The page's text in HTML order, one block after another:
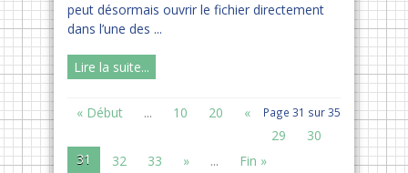
peut désormais ouvrir le fichier directement
dans l’une des ...
Lire la suite...
Page 31 sur 35
« Début ... 10 20
«
29
30
31
32 33 » ... Fin »